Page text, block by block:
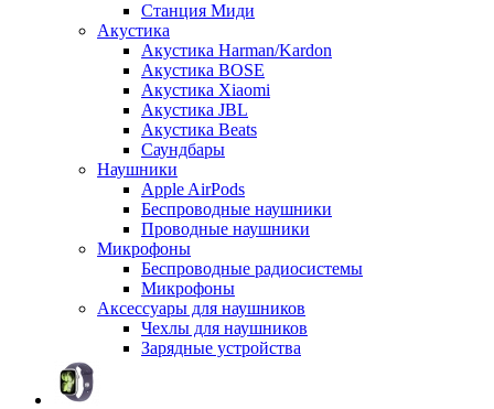
Станция Миди
Акустика
Акустика Harman/Kardon
Акустика BOSE
Акустика Xiaomi
Акустика JBL
Акустика Beats
Саундбары
Наушники
Apple AirPods
Беспроводные наушники
Проводные наушники
Микрофоны
Беспроводные радиосистемы
Микрофоны
Аксессуары для наушников
Чехлы для наушников
Зарядные устройства